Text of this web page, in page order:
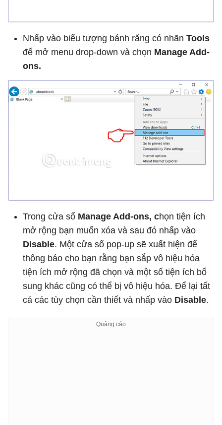
Nhấp vào biểu tượng bánh răng có nhãn Tools
để mở menu drop-down và chọn Manage Add-
ons.
Trong cửa sổ Manage Add-ons, chọn tiện ích
mở rộng bạn muốn xóa và sau đó nhấp vào
Disable. Một cửa sổ pop-up sẽ xuất hiện để
thông báo cho bạn rằng bạn sắp vô hiệu hóa
tiện ích mở rộng đã chọn và một số tiện ích bổ
sung khác cũng có thể bị vô hiệu hóa. Để lại tất
cả các tùy chọn cần thiết và nhấp vào Disable.